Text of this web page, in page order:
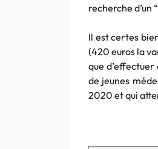
recherche d’un
Il est certes
(420 euros la
que
de jeunes
2020 et qui